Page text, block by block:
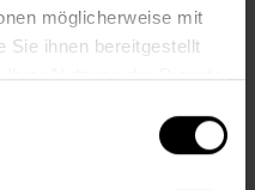
möglicherweise mit
Sie ihnen bereitgestellt
Nutzung der Dienste